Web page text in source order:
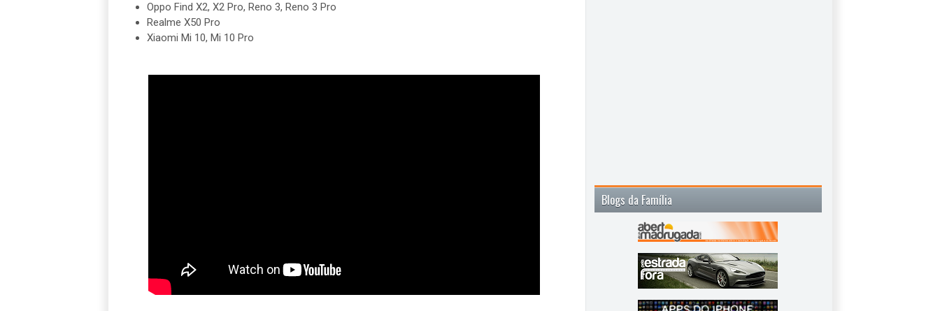
Oppo Find X2, X2 Pro, Reno 3, Reno 3 Pro
Realme X50 Pro
Xiaomi Mi 10, Mi 10 Pro
Blogs da Família